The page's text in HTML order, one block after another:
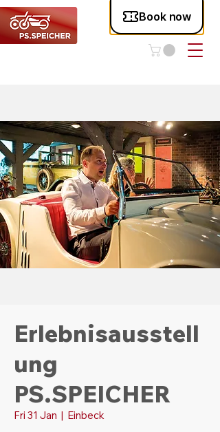
Erlebnisausstell
ung
PS.SPEICHER
Fri 31 Jan
  |
Einbeck